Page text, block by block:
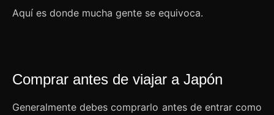
Aquí es donde mucha gente se equivoca.
Comprar antes de viajar a Japón
Generalmente debes comprarlo antes de entrar como